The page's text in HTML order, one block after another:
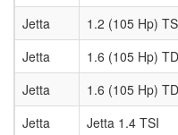
Jetta
1.2 (105 Hp)
Jetta
1.6 (105 Hp)
Jetta
1.6 (105 Hp)
Jetta
Jetta 1.4 TSI